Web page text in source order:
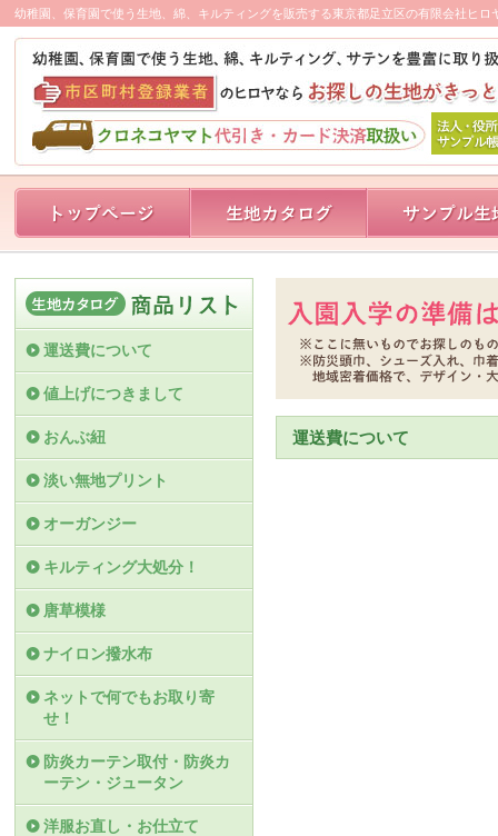
幼稚園、保育園で使う生地、綿、キルティングを販売する東京都足立区の有限会社ヒ
運送費について
運送費について
値上げにつきまして
おんぶ紐
淡い無地プリント
オーガンジー
キルティング大処分！
唐草模様
ナイロン撥水布
ネットで何でもお取り寄
せ！
防炎カーテン取付・防炎カ
ーテン・ジュータン
洋服お直し・お仕立て